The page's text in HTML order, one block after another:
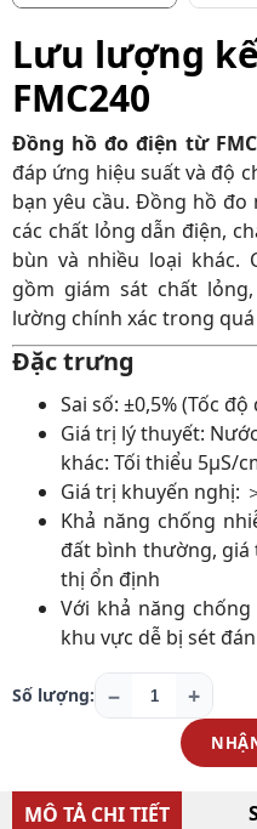
Lưu lượng
FMC240
Đồng hồ đo điện từ
đáp ứng hiệu suất và độ
bạn yêu cầu. Đồng hồ đo
các chất lỏng dẫn điện,
bùn và nhiều loại khác.
gồm giám sát chất
lường chính xác trong
Đặc trưng
Sai số: ±0,5% (Tốc
Giá trị lý thuyết:
khác: Tối thiểu 5μS/
Giá trị khuyến nghị:
Khả năng chống
đất bình thường,
thị ổn định
Với khả năng
khu vực dễ bị sét
Số lượng: − +
MÔ TẢ CHI TIẾT